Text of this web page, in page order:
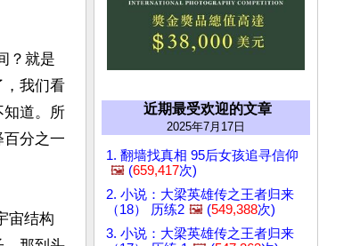
？就是
，我们看
知道。所
分之一
宙结构
近期最受欢迎的文章
2025年7月17日
1. 翻墙找真相 95后女孩追寻信仰
🖼️ (659,417次)
2. 小说：大梁英雄传之王者归来
（18） 历练2 🖼️ (549,388次)
3. 小说：大梁英雄传之王者归来